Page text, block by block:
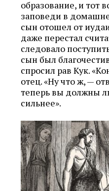
образование, и тот
заповеди в
сын отошел от
даже перестал
следовало
сын был
спросил рав Кук.
отец. «Ну что ж, —
теперь вы должны
сильнее».